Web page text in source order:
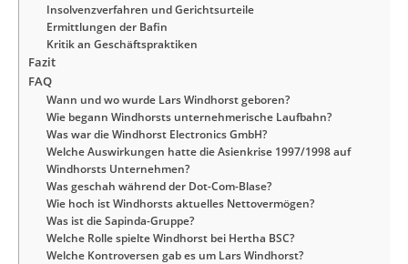
Insolvenzverfahren und Gerichtsurteile
Ermittlungen der Bafin
Kritik an Geschäftspraktiken
Fazit
FAQ
Wann und wo wurde Lars Windhorst geboren?
Wie begann Windhorsts unternehmerische Laufbahn?
Was war die Windhorst Electronics GmbH?
Welche Auswirkungen hatte die Asienkrise 1997/1998 auf
Windhorsts Unternehmen?
Was geschah während der Dot-Com-Blase?
Wie hoch ist Windhorsts aktuelles Nettovermögen?
Was ist die Sapinda-Gruppe?
Welche Rolle spielte Windhorst bei Hertha BSC?
Welche Kontroversen gab es um Lars Windhorst?